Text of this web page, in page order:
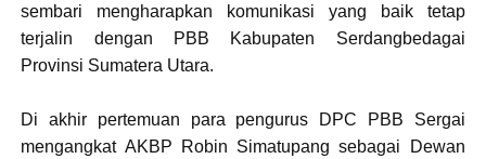
sembari mengharapkan komunikasi yang baik tetap
terjalin dengan PBB Kabupaten Serdangbedagai
Provinsi Sumatera Utara.
Di akhir pertemuan para pengurus DPC PBB Sergai
mengangkat AKBP Robin Simatupang sebagai Dewan